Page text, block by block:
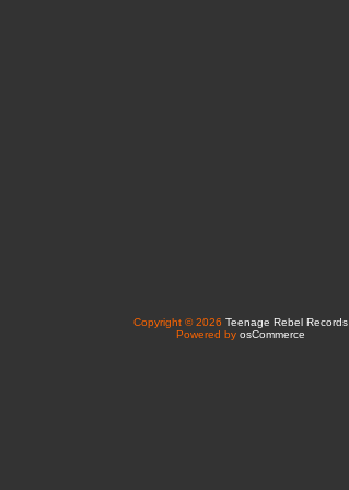
Copyright © 2026 Teenage Rebel Records
Powered by osCommerce